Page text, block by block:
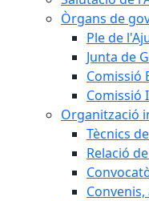
Òrgans de
Ple de
Junta de
Comissió
Comissió
Organització
Tècnics
Relació